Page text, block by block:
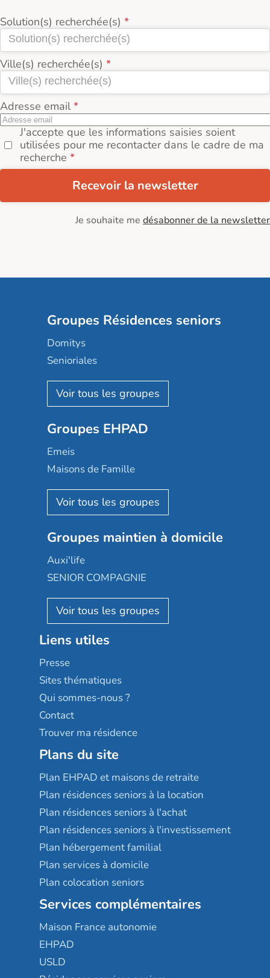
Solution(s) recherchée(s)
Ville(s) recherchée(s)
Adresse email
J'accepte que les informations saisies soient
utilisées pour me recontacter dans le cadre de ma
recherche
Recevoir la newsletter
Je souhaite me désabonner de la newsletter
Groupes Résidences seniors
Domitys
Senioriales
Nohée
Les Résidentiels
Mobicap
Domusvi
Happy Senior
Aquarelia
Nexity edenea
Les jardins d'Arcadie
Occitalia
Appartseniors
Reseda
Stella management
Les villages d'or
Sérénys
Résidences services Villa Médicis
Groupes EHPAD
Emeis
Maisons de Famille
Korian
Emera
Groupe SOS
Le Noble Âge
Almage
Résidalya
Groupe aplus
Groupes maintien à domicile
Auxi'life
SENIOR COMPAGNIE
AGE D'OR Services
Liens utiles
Presse
Sites thématiques
Qui sommes-nous ?
Contact
Trouver ma résidence
Plans du site
Plan EHPAD et maisons de retraite
Plan résidences seniors à la location
Plan résidences seniors à l'achat
Plan résidences seniors à l'investissement
Plan hébergement familial
Plan services à domicile
Plan colocation seniors
Services complémentaires
Maison France autonomie
EHPAD
USLD